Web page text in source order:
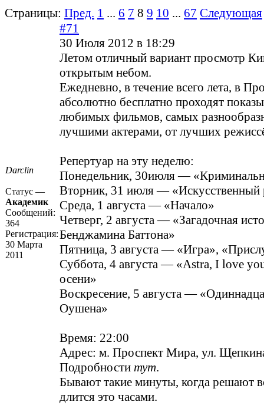
Страницы: Пред. 1 ... 6 7 8 9 10 ... 67 Следующая
Darclin
Статус —
Академик
Сообщений:
364
Регистрация:
30 Марта
2011
#71
30 Июля 2012 в 18:29
Летом отличный вариант просмотр
открытым небом.
Ежедневно, в течение всего лета, в
абсолютно бесплатно проходят
любимых фильмов, самых
лучшими актерами, от лучших
Репертуар на эту неделю:
Понедельник, 30июля —
Вторник, 31 июля — «Искусственный
Среда, 1 августа — «Начало»
Четверг, 2 августа — «Загадочная
Бенджамина Баттона»
Пятница, 3 августа — «Игра»,
Суббота, 4 августа — «Astra, I love
осени»
Воскресение, 5 августа —
Оушена»
Время: 22:00
Адрес: м. Проспект Мира, ул.
Подробности тут.
Бывают такие минуты, когда решают
длится это часами.